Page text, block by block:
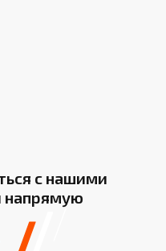
с нашими
напрямую